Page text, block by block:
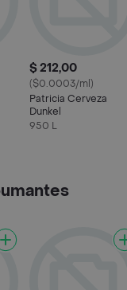
$ 212,00
($0.0003/ml)
Patricia Cerveza
Dunkel
950 L